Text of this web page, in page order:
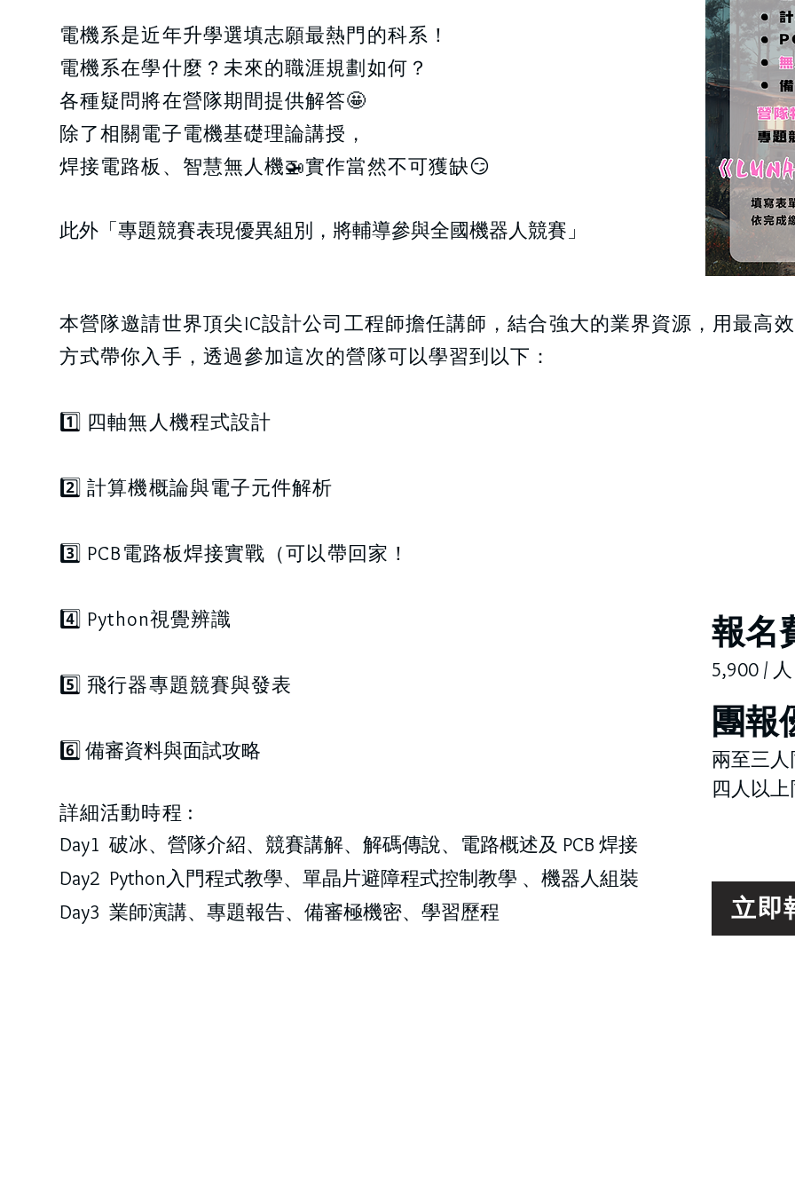
電機系是近年升學選填志願最熱門的科系！
電機系在學什麼？未來的職涯規劃如何？
各種疑問將在營隊期間提供解答🤩
除了相關電子電機基礎理論講授，
焊接電路板、智慧無人機🚁實作當然不可獲缺😏
此外「專題競賽表現優異組別，將輔導參與全國機器人競賽」
本營隊邀請世界頂尖IC設計公司工程師擔任講師，結合強大的業界資源，用最高
方式帶你入手，透過參加這次的營隊可以學習到以下：
1️⃣ 四軸無人機程式設計
2️⃣ 計算機概論與電子元件解析
3️⃣ PCB電路板焊接實戰（可以帶回家！
4️⃣ Python視覺辨識
5️⃣ 飛行器專題競賽與發表
6️⃣ 備審資料與面試攻略
詳細活動時程 :
Day1 破冰、營隊介紹、競賽講解、解碼傳說、電路概述及 PCB 焊接
Day2 Python入門程式教學、單晶片避障程式控制教學 、機器人組裝
Day3 業師演講、專題報告、備審極機密、學習歷程
報名
5,900 / 人
團報
兩至三人
四人以上
立即